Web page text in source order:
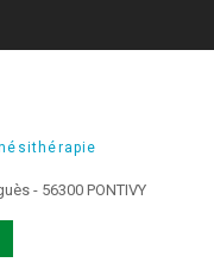
- 56300 PONTIVY